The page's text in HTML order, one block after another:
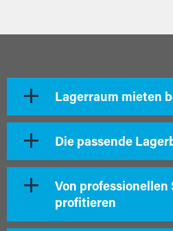
Lagerraum mieten
Die passende
Von
profitieren